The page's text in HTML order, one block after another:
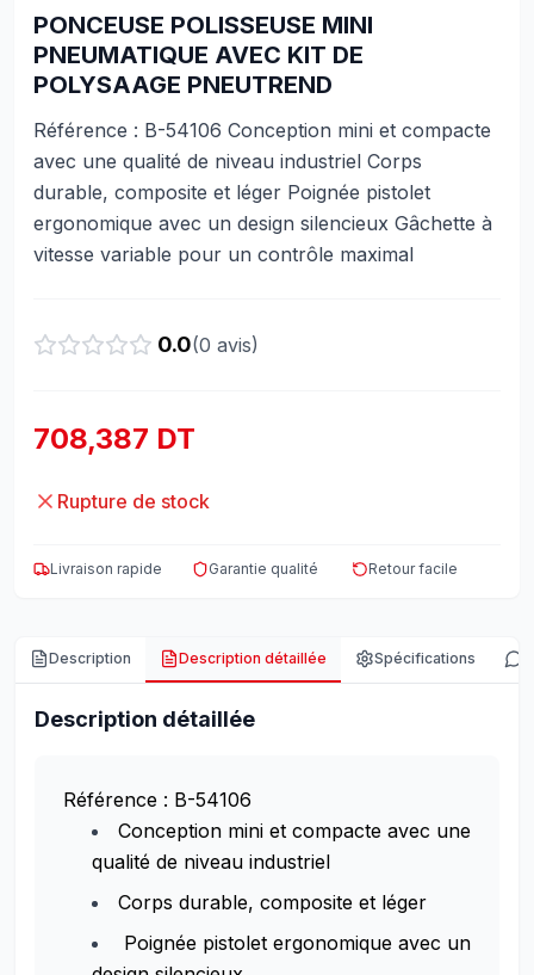
PONCEUSE POLISSEUSE MINI
PNEUMATIQUE AVEC KIT DE
POLYSAAGE PNEUTREND
Référence : B-54106 Conception mini et compacte
avec une qualité de niveau industriel Corps
durable, composite et léger Poignée pistolet
ergonomique avec un design silencieux Gâchette à
vitesse variable pour un contrôle maximal
0.0(0 avis)
708,387 DT
Rupture de stock
Livraison rapide Garantie qualité Retour facile
Description Description détaillée Spécifications
Description détaillée
Référence : B-54106
Conception mini et compacte avec une
qualité de niveau industriel
Corps durable, composite et léger
Poignée pistolet ergonomique avec un